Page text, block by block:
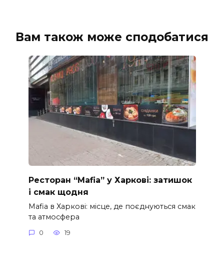
Вам також може сподобатися
Ресторан “Mafia” у Харкові: затишок
і смак щодня
Mafia в Харкові: місце, де поєднуються смак
та атмосфера
0 19